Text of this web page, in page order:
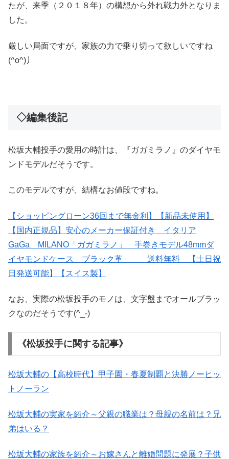
たが、来季（２０１８年）の構想から外れ戦力外となりま
した。
厳しい局面ですが、家族の力で乗り切って欲しいですね
(^o^)丿
◇編集後記
松坂大輔投手の愛用の時計は、『ガガミラノ』のダイヤモ
ンドモデルだそうです。
このモデルですが、結構なお値段ですね。
【ショッピングローン36回まで無金利】【新品未使用】
【国内正規品】安心のメーカー保証付き イタリア
GaGa MILANO「ガガミラノ」 手巻きモデル48mmダ
イヤモンドケース ブラック革 送料無料 【土日祝
日発送可能】【スイス製】
なお、実際の松坂投手のモノは、文字盤までオールブラッ
クなのだそうです(^_-)
《松坂投手に関する記事》
松坂大輔の【高校時代】甲子園・春夏制覇と決勝ノーヒッ
トノーラン
松坂大輔の実家を紹介～父親の職業は？母親の名前は？兄
弟はいる？
松坂大輔の家族を紹介～お嫁さんと離婚問題に発展？子供